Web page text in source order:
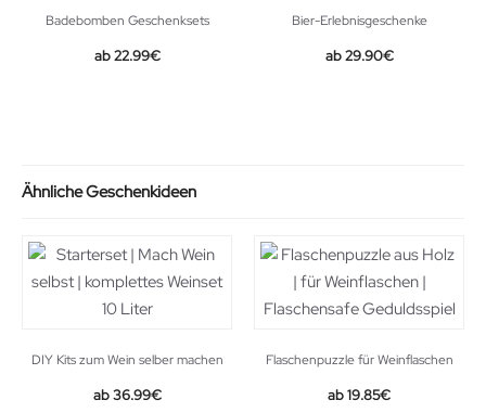
Badebomben Geschenksets
Original
22.99€Current
Bier-Erlebnisgeschenke
29.90€
Ähnliche Geschenkideen
DIY Kits zum Wein selber machen
36.99€
Flaschenpuzzle für Weinflaschen
19.85€